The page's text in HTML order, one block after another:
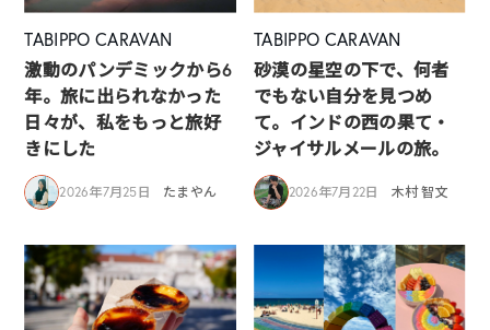
TABIPPO CARAVAN
激動のパンデミックから6
年。旅に出られなかった
日々が、私をもっと旅好
きにした
2026年7月25日 たまやん
TABIPPO CARAVAN
砂漠の星空の下で、何者
でもない自分を見つめ
て。インドの西の果て・
ジャイサルメールの旅。
2026年7月22日 木村 智文